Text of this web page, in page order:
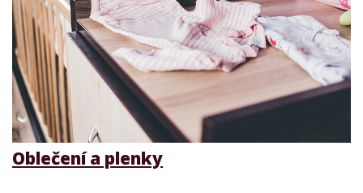
Oblečení a plenky